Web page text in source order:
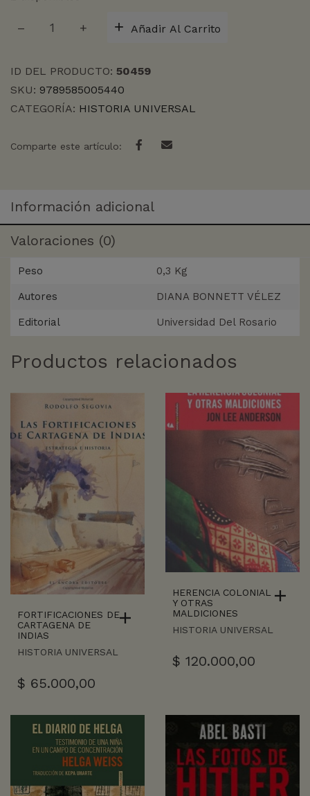
DE
CONFRONTACIONES
E
INTERCAMBIOS
EL
MUNDO
cantidad
Añadir Al Carrito
ID DEL PRODUCTO: 50459
SKU: 9789585005440
CATEGORÍA: HISTORIA UNIVERSAL
Comparte este artículo:
Información adicional
Valoraciones (0)
Peso 0,3 Kg
Autores DIANA BONNETT VÉLEZ
Editorial Universidad Del Rosario
Productos relacionados
FORTIFICACIONES DE
CARTAGENA DE
INDIAS
HISTORIA UNIVERSAL
$ 65.000,00
HERENCIA COLONIAL
Y OTRAS
MALDICIONES
HISTORIA UNIVERSAL
$ 120.000,00